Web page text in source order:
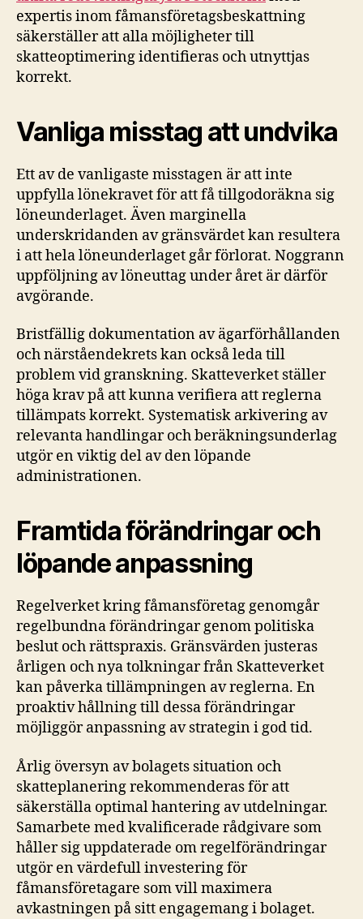
expertis inom fåmansföretagsbeskattning
säkerställer att alla möjligheter till
skatteoptimering identifieras och utnyttjas
korrekt.
Vanliga misstag att undvika
Ett av de vanligaste misstagen är att inte
uppfylla lönekravet för att få tillgodoräkna sig
löneunderlaget. Även marginella
underskridanden av gränsvärdet kan resultera
i att hela löneunderlaget går förlorat. Noggrann
uppföljning av löneuttag under året är därför
avgörande.
Bristfällig dokumentation av ägarförhållanden
och närståendekrets kan också leda till
problem vid granskning. Skatteverket ställer
höga krav på att kunna verifiera att reglerna
tillämpats korrekt. Systematisk arkivering av
relevanta handlingar och beräkningsunderlag
utgör en viktig del av den löpande
administrationen.
Framtida förändringar och
löpande anpassning
Regelverket kring fåmansföretag genomgår
regelbundna förändringar genom politiska
beslut och rättspraxis. Gränsvärden justeras
årligen och nya tolkningar från Skatteverket
kan påverka tillämpningen av reglerna. En
proaktiv hållning till dessa förändringar
möjliggör anpassning av strategin i god tid.
Årlig översyn av bolagets situation och
skatteplanering rekommenderas för att
säkerställa optimal hantering av utdelningar.
Samarbete med kvalificerade rådgivare som
håller sig uppdaterade om regelförändringar
utgör en värdefull investering för
fåmansföretagare som vill maximera
avkastningen på sitt engagemang i bolaget.